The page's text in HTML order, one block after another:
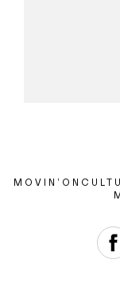
MOVIN’ON